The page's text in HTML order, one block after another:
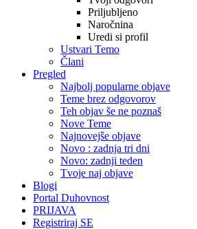
Priljubljeno
Naročnina
Uredi si profil
Ustvari Temo
Člani
Pregled
Najbolj popularne objave
Teme brez odgovorov
Teh objav še ne poznaš
Nove Teme
Najnovejše objave
Novo : zadnja tri dni
Novo: zadnji teden
Tvoje naj objave
Blogi
Portal Duhovnost
PRIJAVA
Registriraj SE